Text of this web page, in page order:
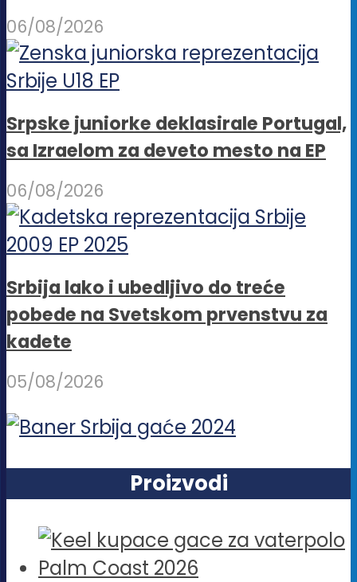
06/08/2026
Srpske juniorke deklasirale Portugal,
sa Izraelom za deveto mesto na EP
06/08/2026
Srbija lako i ubedljivo do treće
pobede na Svetskom prvenstvu za
kadete
05/08/2026
Proizvodi